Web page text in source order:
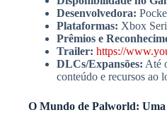
Desenvolvedora:
Plataformas: Xbox
Prêmios e
Trailer: https://
DLCs/Expansões: Até
conteúdo e recursos ao
O Mundo de Palworld: